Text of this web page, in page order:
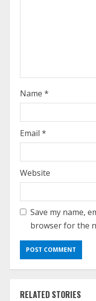
Name *
Email *
Website
Save my name,
browser for the
RELATED STORIES